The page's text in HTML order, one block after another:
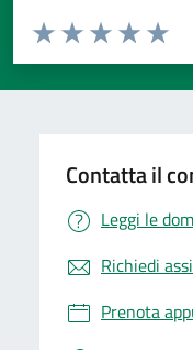
Valuta da 1 a 5 stelle la
Valuta 4
Valuta 3
Valuta 2 stelle su
Valuta 1 stelle su 5
Contatta il
Leggi le
Richiedi
Prenota